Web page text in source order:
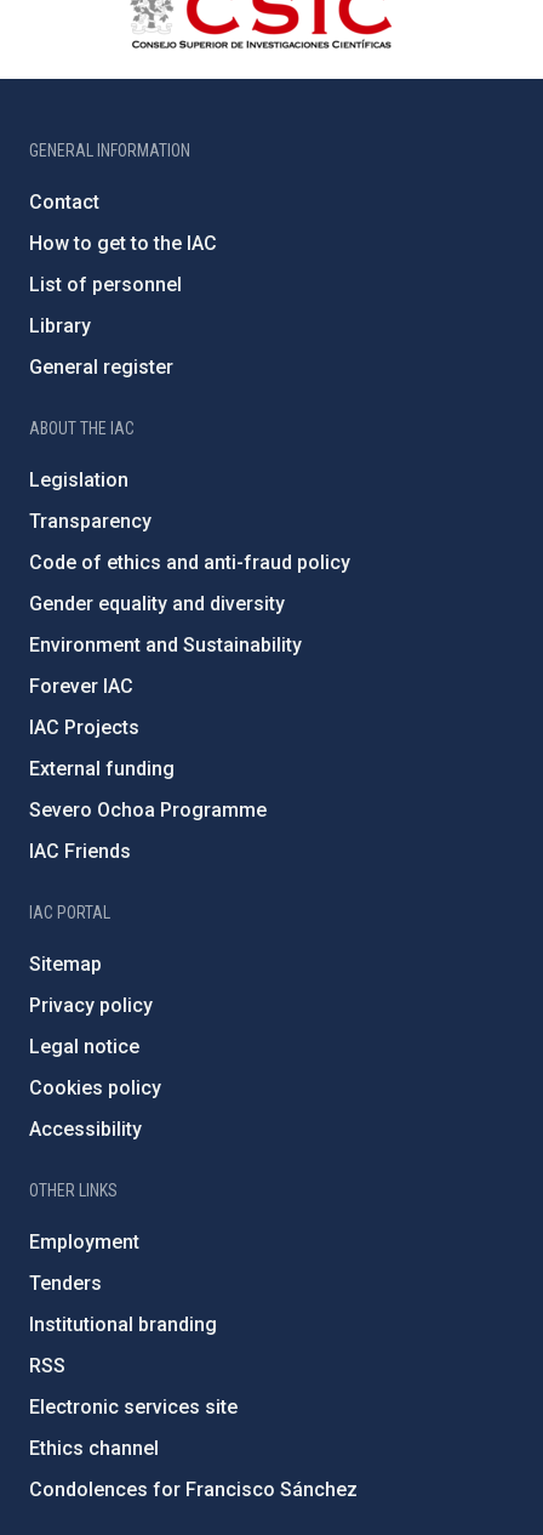
GENERAL INFORMATION
Contact
How to get to the IAC
List of personnel
Library
General register
ABOUT THE IAC
Legislation
Transparency
Code of ethics and anti-fraud policy
Gender equality and diversity
Environment and Sustainability
Forever IAC
IAC Projects
External funding
Severo Ochoa Programme
IAC Friends
IAC PORTAL
Sitemap
Privacy policy
Legal notice
Cookies policy
Accessibility
OTHER LINKS
Employment
Tenders
Institutional branding
RSS
Electronic services site
Ethics channel
Condolences for Francisco Sánchez